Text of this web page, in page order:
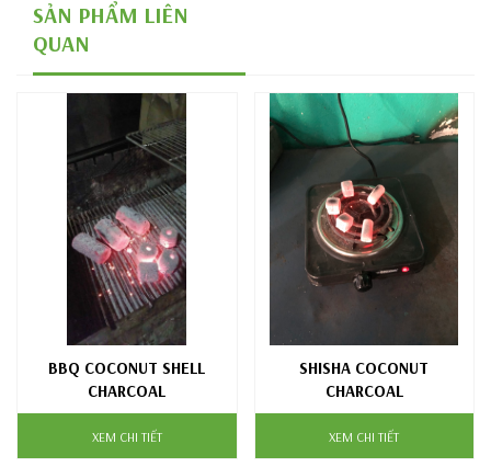
SẢN PHẨM LIÊN
QUAN
BBQ COCONUT SHELL
CHARCOAL
XEM CHI TIẾT
SHISHA COCONUT
CHARCOAL
XEM CHI TIẾT